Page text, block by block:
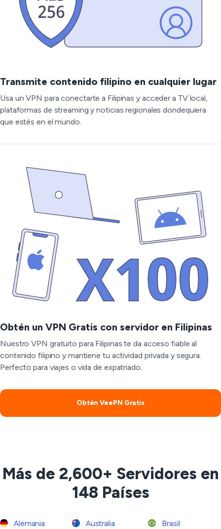
Transmite contenido filipino en cualquier lugar
Usa un VPN para conectarte a Filipinas y acceder a TV local,
plataformas de streaming y noticias regionales dondequiera
que estés en el mundo.
Obtén un VPN Gratis con servidor en Filipinas
Nuestro VPN gratuito para Filipinas te da acceso fiable al
contenido filipino y mantiene tu actividad privada y segura.
Perfecto para viajes o vida de expatriado.
Obtén VeePN Gratis
Más de 2,600+ Servidores en
148 Países
Alemania Australia Brasil